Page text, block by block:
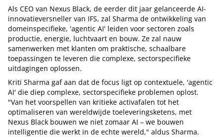
Als CEO van Nexus Black, de eerder dit jaar gelanceerde AI-
innovatieversneller van IFS, zal Sharma de ontwikkeling van
domeinspecifieke, 'agentic AI' leiden voor sectoren zoals
productie, energie, luchtvaart en bouw. Ze zal nauw
samenwerken met klanten om praktische, schaalbare
toepassingen te leveren die complexe, sectorspecifieke
uitdagingen oplossen.
Kriti Sharma gaf aan dat de focus ligt op contextuele, 'agentic
AI' die diep complexe, sectorspecifieke problemen oplost.
"Van het voorspellen van kritieke activafalen tot het
optimaliseren van wereldwijde toeleveringsketens, met
Nexus Black bouwen we niet zomaar AI – we bouwen
intelligentie die werkt in de echte wereld," aldus Sharma.